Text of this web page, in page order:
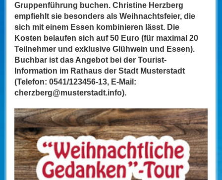
Gruppenführung buchen. Christine Herzberg
empfiehlt sie besonders als Weihnachtsfeier, die
sich mit einem Essen kombinieren lässt. Die
Kosten belaufen sich auf 50 Euro (für maximal 20
Teilnehmer und exklusive Glühwein und Essen).
Buchbar ist das Angebot bei der Tourist-
Information im Rathaus der Stadt Musterstadt
(Telefon: 0541/123456-13, E-Mail:
cherzberg@musterstadt.info).